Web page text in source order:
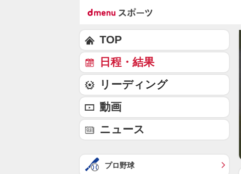
TOP
日程・結果
リーディング
動画
ニュース
プロ野球